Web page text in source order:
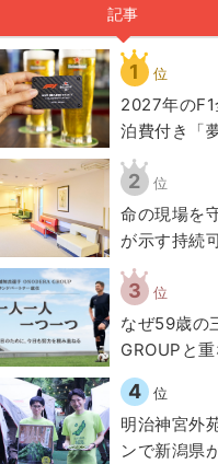
記事
1 位
2027年の
泊費付き「
2 位
命の現場を
が示す持続
3 位
なぜ59歳の
GROUPと
4 位
明治神宮外
ンで新潟県